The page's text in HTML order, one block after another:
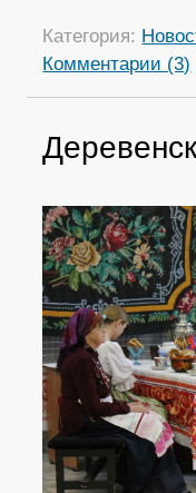
Категория:
Комментарии (3)